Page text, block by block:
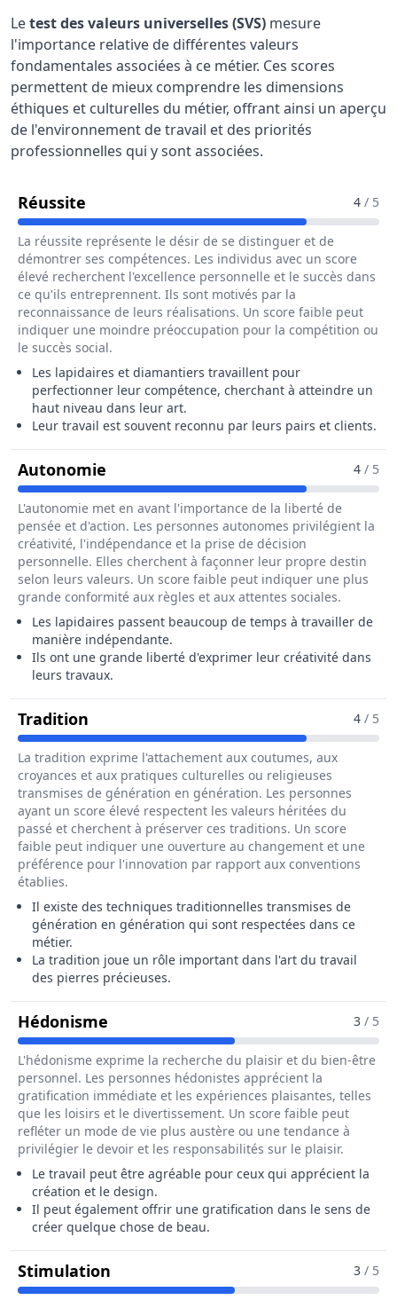
Letest des valeurs universelles (SVS) mesure
l'importance relative de différentes valeurs
fondamentales associées à ce métier. Ces scores
permettent de mieux comprendre les dimensions
éthiques et culturelles du métier, offrant ainsi un aperçu
de l'environnement de travail et des priorités
professionnelles qui y sont associées.
Réussite Pour Le Métier De Lapidaire / 4 / 5
La réussite représente le désir de se distinguer et de
démontrer ses compétences. Les individus avec un score
élevé recherchent l'excellence personnelle et le succès dans
ce qu'ils entreprennent. Ils sont motivés par la
reconnaissance de leurs réalisations. Un score faible peut
indiquer une moindre préoccupation pour la compétition ou
le succès social.
Les lapidaires et diamantiers travaillent pour
perfectionner leur compétence, cherchant à atteindre un
haut niveau dans leur art.
Leur travail est souvent reconnu par leurs pairs et clients.
Autonomie Pour Le Métier De Lapidaire / 4 / 5
L'autonomie met en avant l'importance de la liberté de
pensée et d'action. Les personnes autonomes privilégient la
créativité, l'indépendance et la prise de décision
personnelle. Elles cherchent à façonner leur propre destin
selon leurs valeurs. Un score faible peut indiquer une plus
grande conformité aux règles et aux attentes sociales.
Les lapidaires passent beaucoup de temps à travailler de
manière indépendante.
Ils ont une grande liberté d'exprimer leur créativité dans
leurs travaux.
Tradition Pour Le Métier De Lapidaire / 4 / 5
La tradition exprime l'attachement aux coutumes, aux
croyances et aux pratiques culturelles ou religieuses
transmises de génération en génération. Les personnes
ayant un score élevé respectent les valeurs héritées du
passé et cherchent à préserver ces traditions. Un score
faible peut indiquer une ouverture au changement et une
préférence pour l'innovation par rapport aux conventions
établies.
Il existe des techniques traditionnelles transmises de
génération en génération qui sont respectées dans ce
métier.
La tradition joue un rôle important dans l'art du travail
des pierres précieuses.
Hédonisme Pour Le Métier De Lapidaire / 3 / 5
L'hédonisme exprime la recherche du plaisir et du bien-être
personnel. Les personnes hédonistes apprécient la
gratification immédiate et les expériences plaisantes, telles
que les loisirs et le divertissement. Un score faible peut
refléter un mode de vie plus austère ou une tendance à
privilégier le devoir et les responsabilités sur le plaisir.
Le travail peut être agréable pour ceux qui apprécient la
création et le design.
Il peut également offrir une gratification dans le sens de
créer quelque chose de beau.
Stimulation Pour Le Métier De Lapidaire / 3 / 5